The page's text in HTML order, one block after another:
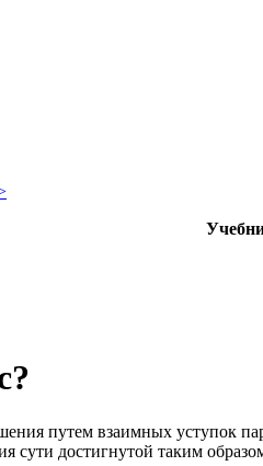
путем взаимных уступок
сути достигнутой таким